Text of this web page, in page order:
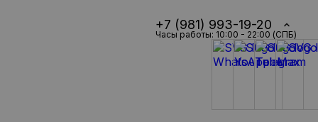
+7 (981) 993-19-20
Часы работы: 10:00 - 22:00 (СПБ)